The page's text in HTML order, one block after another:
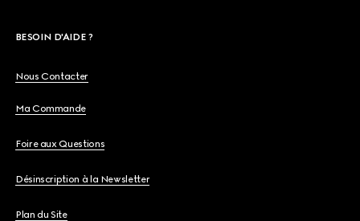
BESOIN D'AIDE ?
Nous Contacter
Ma Commande
Foire aux Questions
Désinscription à la Newsletter
Plan du Site